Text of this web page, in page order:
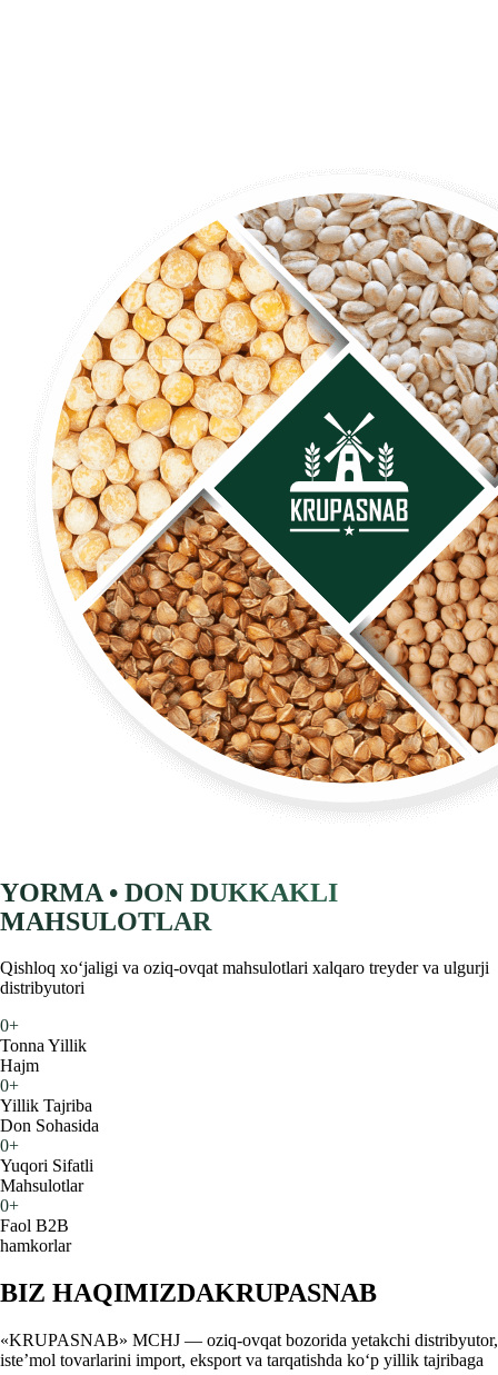
YORMA • DON DUKKAKLI
MAHSULOTLAR
Qishloq xoʻjaligi va oziq-ovqat mahsulotlari xalqaro treyder va ulgurji
distribyutori
0+
Tonna Yillik
Hajm
0+
Yillik Tajriba
Don Sohasida
0+
Yuqori Sifatli
Mahsulotlar
0+
Faol B2B
hamkorlar
BIZ HAQIMIZDAKRUPASNAB
«KRUPASNAB» MCHJ — oziq-ovqat bozorida yetakchi distribyutor,
iste’mol tovarlarini import, eksport va tarqatishda ko‘p yillik tajribaga